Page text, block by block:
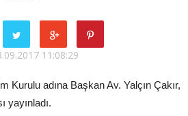
11:08:29
Kurulu adına Başkan Av. Yalçın Çakır,
yayınladı.